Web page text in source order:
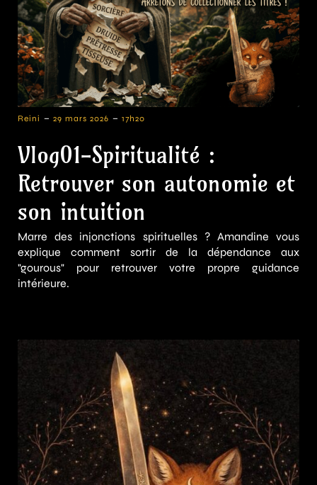
Reini - 29 mars 2026 - 17h20
Vlog01-Spiritualité :
Retrouver son autonomie et
son intuition
Marre des injonctions spirituelles ? Amandine vous
explique comment sortir de la dépendance aux
"gourous" pour retrouver votre propre guidance
intérieure.